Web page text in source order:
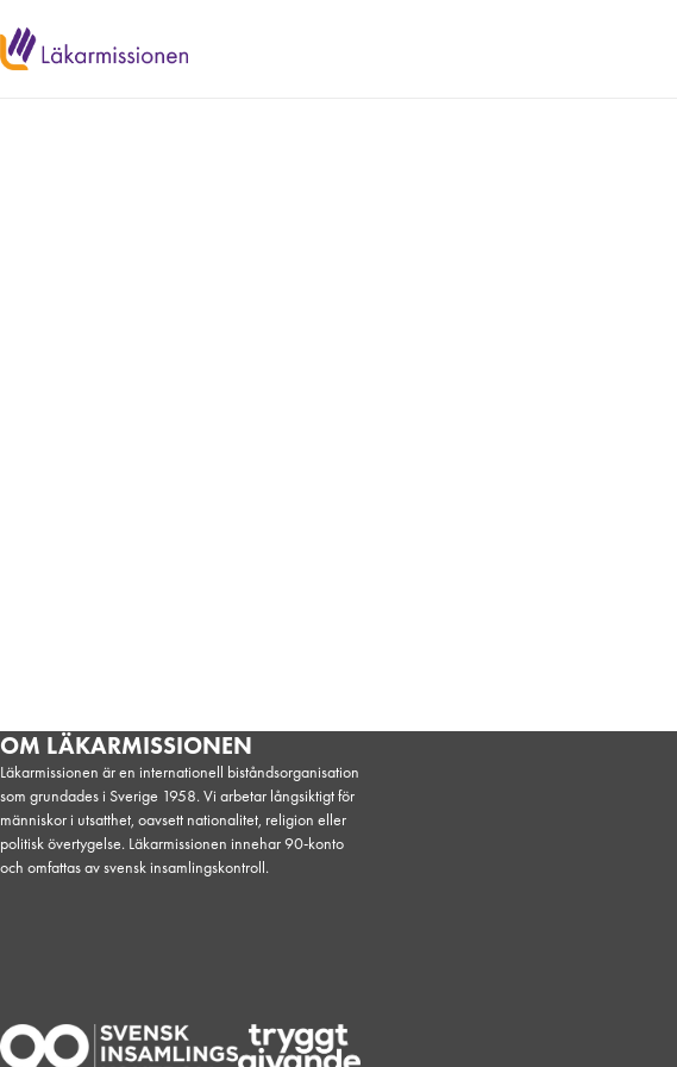
OM LÄKARMISSIONEN
Läkarmissionen är en internationell biståndsorganisation
som grundades i Sverige 1958. Vi arbetar långsiktigt för
människor i utsatthet, oavsett nationalitet, religion eller
politisk övertygelse. Läkarmissionen innehar 90-konto
och omfattas av svensk insamlingskontroll.